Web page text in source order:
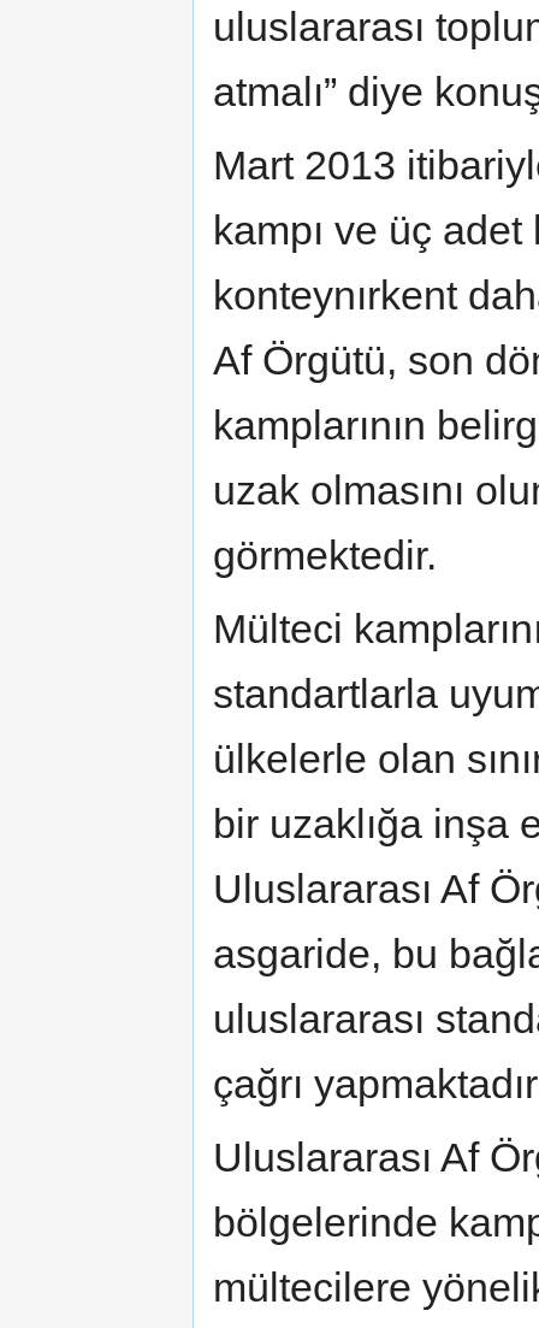
uluslararası
atmalı” diye
Mart 2013
kampı ve üç
konteynırkent
Af Örgütü, son
kamplarının
uzak olmasını
görmektedir.
Mülteci
standartlarla
ülkelerle olan
bir uzaklığa inşa
Uluslararası Af
asgaride, bu
uluslararası
çağrı
Uluslararası Af
bölgelerinde
mültecilere